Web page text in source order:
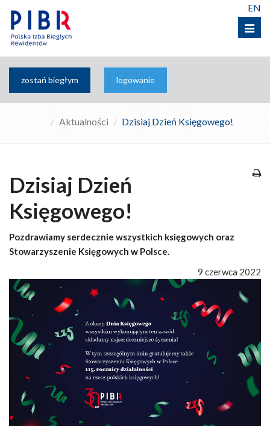
Menu
EN
zostań biegłym logowanie
Aktualności Dzisiaj Dzień Księgowego!
Dzisiaj Dzień
Księgowego!
Pozdrawiamy serdecznie wszystkich księgowych oraz
Stowarzyszenie Księgowych w Polsce.
9 czerwca 2022